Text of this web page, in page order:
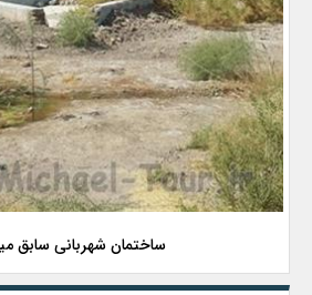
ساختمان شهربانی سابق